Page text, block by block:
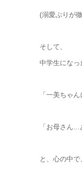
(溺愛ぶりが
そして、
中学生になっ
「一美ちゃ
「お母さん
と、心の中